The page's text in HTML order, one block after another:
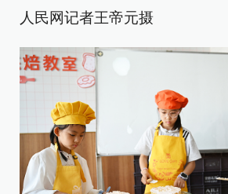
人民网记者王帝元摄